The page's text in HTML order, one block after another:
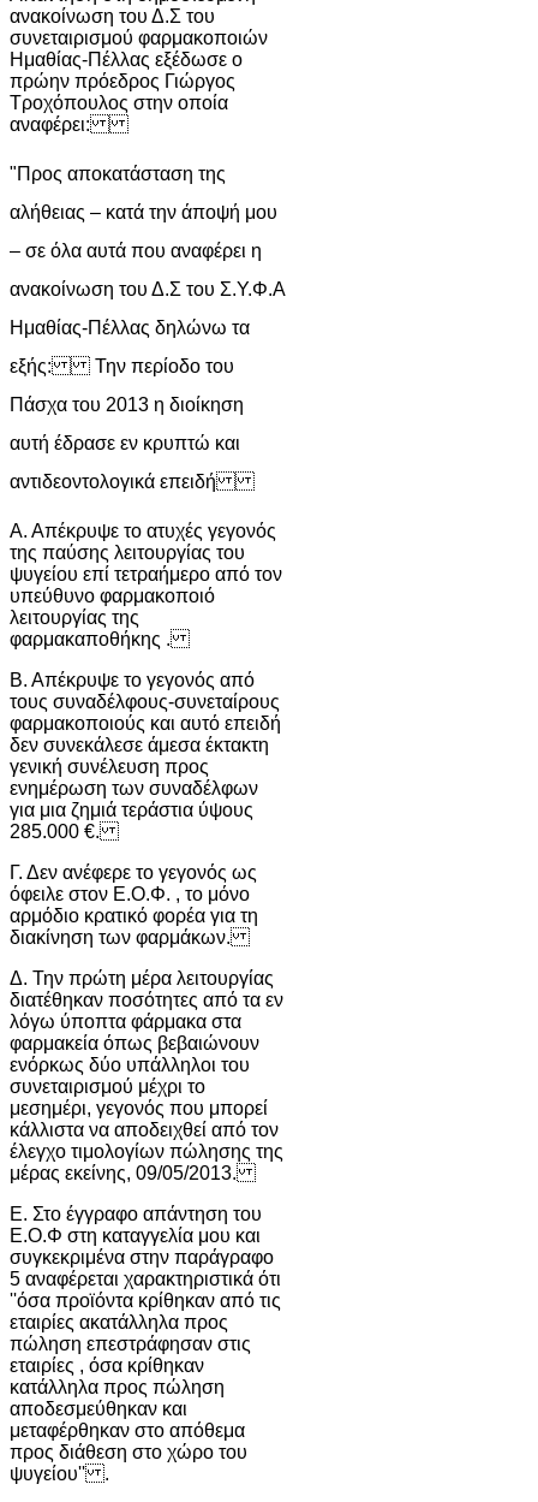
ανακοίνωση του Δ.Σ του
συνεταιρισμού φαρμακοποιών
Ημαθίας-Πέλλας εξέδωσε ο
πρώην πρόεδρος Γιώργος
Τροχόπουλος στην οποία
αναφέρει:
"Προς αποκατάσταση της
αλήθειας – κατά την άποψή μου
– σε όλα αυτά που αναφέρει η
ανακοίνωση του Δ.Σ του Σ.Υ.Φ.Α
Ημαθίας-Πέλλας δηλώνω τα
εξής: Την περίοδο του
Πάσχα του 2013 η διοίκηση
αυτή έδρασε εν κρυπτώ και
αντιδεοντολογικά επειδή
Α. Απέκρυψε το ατυχές γεγονός
της παύσης λειτουργίας του
ψυγείου επί τετραήμερο από τον
υπεύθυνο φαρμακοποιό
λειτουργίας της
φαρμακαποθήκης .
Β. Απέκρυψε το γεγονός από
τους συναδέλφους-συνεταίρους
φαρμακοποιούς και αυτό επειδή
δεν συνεκάλεσε άμεσα έκτακτη
γενική συνέλευση προς
ενημέρωση των συναδέλφων
για μια ζημιά τεράστια ύψους
285.000 €.
Γ. Δεν ανέφερε το γεγονός ως
όφειλε στον Ε.Ο.Φ. , το μόνο
αρμόδιο κρατικό φορέα για τη
διακίνηση των φαρμάκων.
Δ. Την πρώτη μέρα λειτουργίας
διατέθηκαν ποσότητες από τα εν
λόγω ύποπτα φάρμακα στα
φαρμακεία όπως βεβαιώνουν
ενόρκως δύο υπάλληλοι του
συνεταιρισμού μέχρι το
μεσημέρι, γεγονός που μπορεί
κάλλιστα να αποδειχθεί από τον
έλεγχο τιμολογίων πώλησης της
μέρας εκείνης, 09/05/2013.
Ε. Στο έγγραφο απάντηση του
Ε.Ο.Φ στη καταγγελία μου και
συγκεκριμένα στην παράγραφο
5 αναφέρεται χαρακτηριστικά ότι
''όσα προϊόντα κρίθηκαν από τις
εταιρίες ακατάλληλα προς
πώληση επεστράφησαν στις
εταιρίες , όσα κρίθηκαν
κατάλληλα προς πώληση
αποδεσμεύθηκαν και
μεταφέρθηκαν στο απόθεμα
προς διάθεση στο χώρο του
ψυγείου'' .